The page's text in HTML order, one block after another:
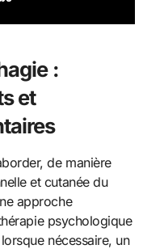
:
et
de manière
et cutanée du
approche
psychologique
nécessaire, un